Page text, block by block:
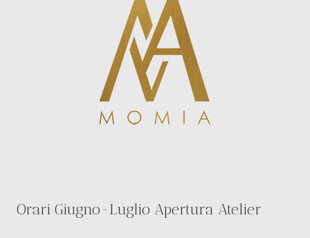
Orari Giugno-Luglio Apertura Atelier